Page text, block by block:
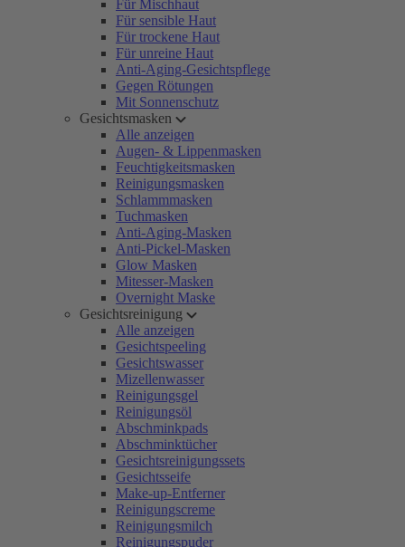
Für Mischhaut
Für sensible Haut
Für trockene Haut
Für unreine Haut
Anti-Aging-Gesichtspflege
Gegen Rötungen
Mit Sonnenschutz
Gesichtsmasken
Alle anzeigen
Augen- & Lippenmasken
Feuchtigkeitsmasken
Reinigungsmasken
Schlammmasken
Tuchmasken
Anti-Aging-Masken
Anti-Pickel-Masken
Glow Masken
Mitesser-Masken
Overnight Maske
Gesichtsreinigung
Alle anzeigen
Gesichtspeeling
Gesichtswasser
Mizellenwasser
Reinigungsgel
Reinigungsöl
Abschminkpads
Abschminktücher
Gesichtsreinigungssets
Gesichtsseife
Make-up-Entferner
Reinigungscreme
Reinigungsmilch
Reinigungspuder